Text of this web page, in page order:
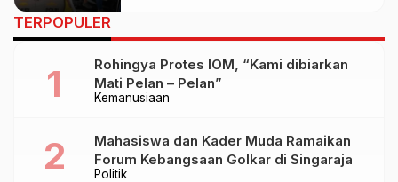
TERPOPULER
Kemanusiaan
Rohingya Protes IOM, “Kami dibiarkan
Mati Pelan – Pelan”
Politik
Mahasiswa dan Kader Muda Ramaikan
Forum Kebangsaan Golkar di Singaraja